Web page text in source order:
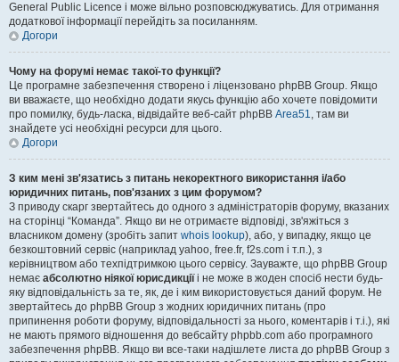
General Public Licence і може вільно розповсюджуватись. Для отримання
додаткової інформації перейдіть за посиланням.
Догори
Чому на форумі немає такої-то функції?
Це програмне забезпечення створено і ліцензовано phpBB Group. Якщо
ви вважаєте, що необхідно додати якусь функцію або хочете повідомити
про помилку, будь-ласка, відвідайте веб-сайт phpBB Area51, там ви
знайдете усі необхідні ресурси для цього.
Догори
З ким мені зв'язатись з питань некоректного використання і/або
юридичних питань, пов'язаних з цим форумом?
З приводу скарг звертайтесь до одного з адміністраторів форуму, вказаних
на сторінці “Команда”. Якщо ви не отримаєте відповіді, зв'яжіться з
власником домену (зробіть запит whois lookup), або, у випадку, якщо це
безкоштовний сервіс (наприклад yahoo, free.fr, f2s.com і т.п.), з
керівництвом або техпідтримкою цього сервісу. Зауважте, що phpBB Group
немає абсолютно ніякої юрисдикціїі не може в жоден спосіб нести будь-
яку відповідальність за те, як, де і ким використовується даний форум. Не
звертайтесь до phpBB Group з жодних юридичних питань (про
припинення роботи форуму, відповідальності за нього, коментарів і т.і.), які
не мають прямого відношення до вебсайту phpbb.com або програмного
забезпечення phpBB. Якщо ви все-таки надішлете листа до phpBB Group з